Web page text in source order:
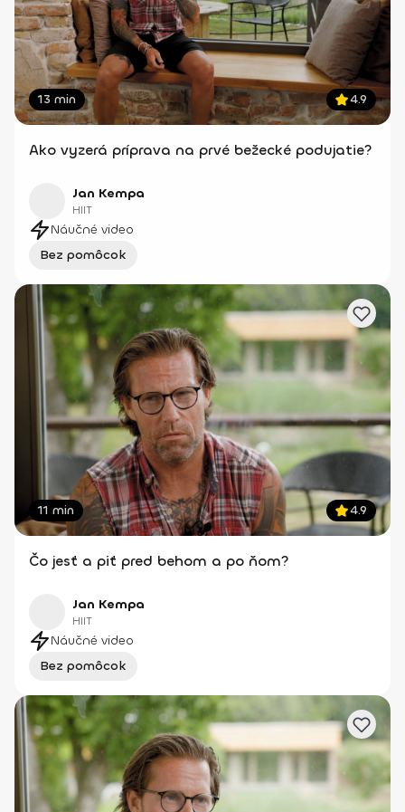
13 min 4.9
Ako vyzerá príprava na prvé bežecké podujatie?
Jan Kempa
HIIT
Náučné video
Bez pomôcok
11 min 4.9
Čo jesť a piť pred behom a po ňom?
Jan Kempa
HIIT
Náučné video
Bez pomôcok